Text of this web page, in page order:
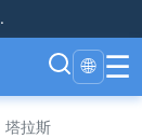
.
🌐 ☰
塔拉斯